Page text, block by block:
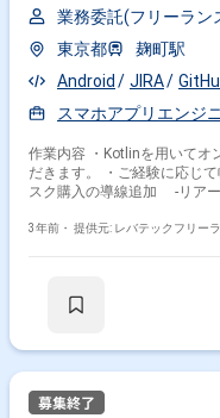
CI/CD:GitLabCI ・監視ツー
キュメンテーション
ス:Slack,GitLab,Backlogなど
の案件です！
業務委託(フリーラン
東京都
麹町駅
Android
JIRA
スマホアプリエンジ
作業内容 ・Kotlinを用いてオ
だきます。 ・ご経験に応じ
スク購入の導線追加 ‐リア
3年前・ 提供元: レバテックフリー